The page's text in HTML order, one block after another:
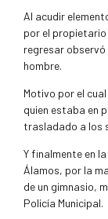
Al acudir
por el propietario
regresar
hombre.
Motivo por el cual
quien estaba en
trasladado a los
Y finalmente en
Álamos, por la
de un gimnasio,
Policía Municipal.